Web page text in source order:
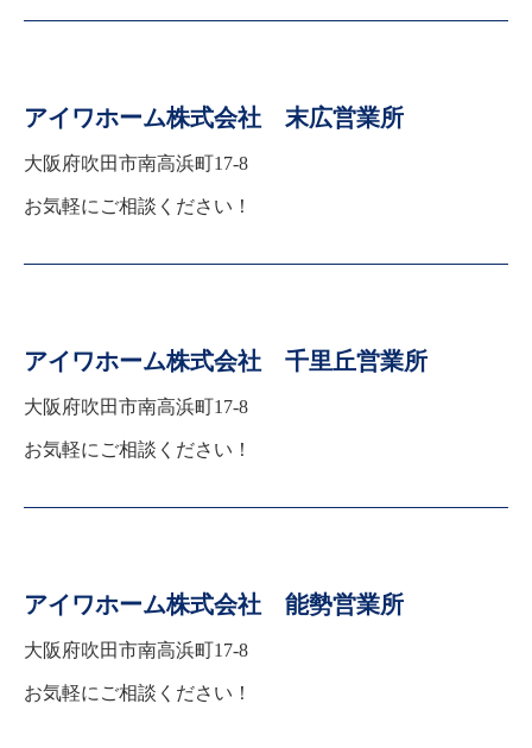
アイワホーム株式会社 末広営業所
大阪府吹田市南高浜町17-8
お気軽にご相談ください！
アイワホーム株式会社 千里丘営業所
大阪府吹田市南高浜町17-8
お気軽にご相談ください！
アイワホーム株式会社 能勢営業所
大阪府吹田市南高浜町17-8
お気軽にご相談ください！